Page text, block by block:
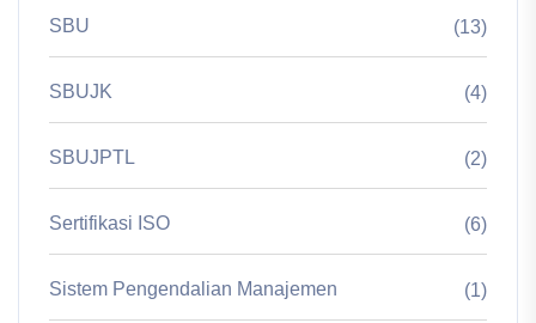
SBU (13)
SBUJK (4)
SBUJPTL (2)
Sertifikasi ISO (6)
Sistem Pengendalian Manajemen (1)